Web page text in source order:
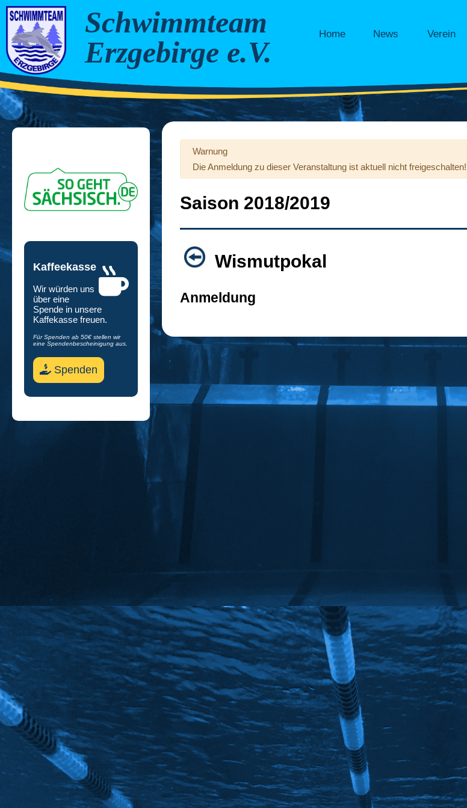
Schwimmteam
Erzgebirge e.V.
Home News Verein
Kaffeekasse
Wir würden uns
über eine
Spende in unsere
Kaffekasse freuen.
Für Spenden ab 50€ stellen wir
eine Spendenbescheinigung aus.
Spenden
Warnung
Die Anmeldung zu dieser Veranstaltung ist aktuell nicht freigeschalten!
Saison 2018/2019
Wismutpokal
Anmeldung